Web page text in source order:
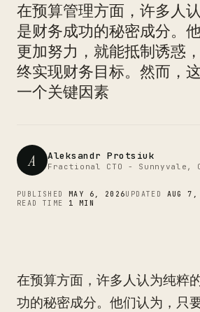
在预算管理方面，许多人
是财务成功的秘密成分。
更加努力，就能抵制诱惑
终实现财务目标。然而，
一个关键因素
A Aleksandr Protsiuk
Fractional CTO - Sunnyvale,
PUBLISHED MAY 6, 2026UPDATED AUG
READ TIME 1 MIN
在预算方面，许多人认为纯粹
功的秘密成分。他们认为，只